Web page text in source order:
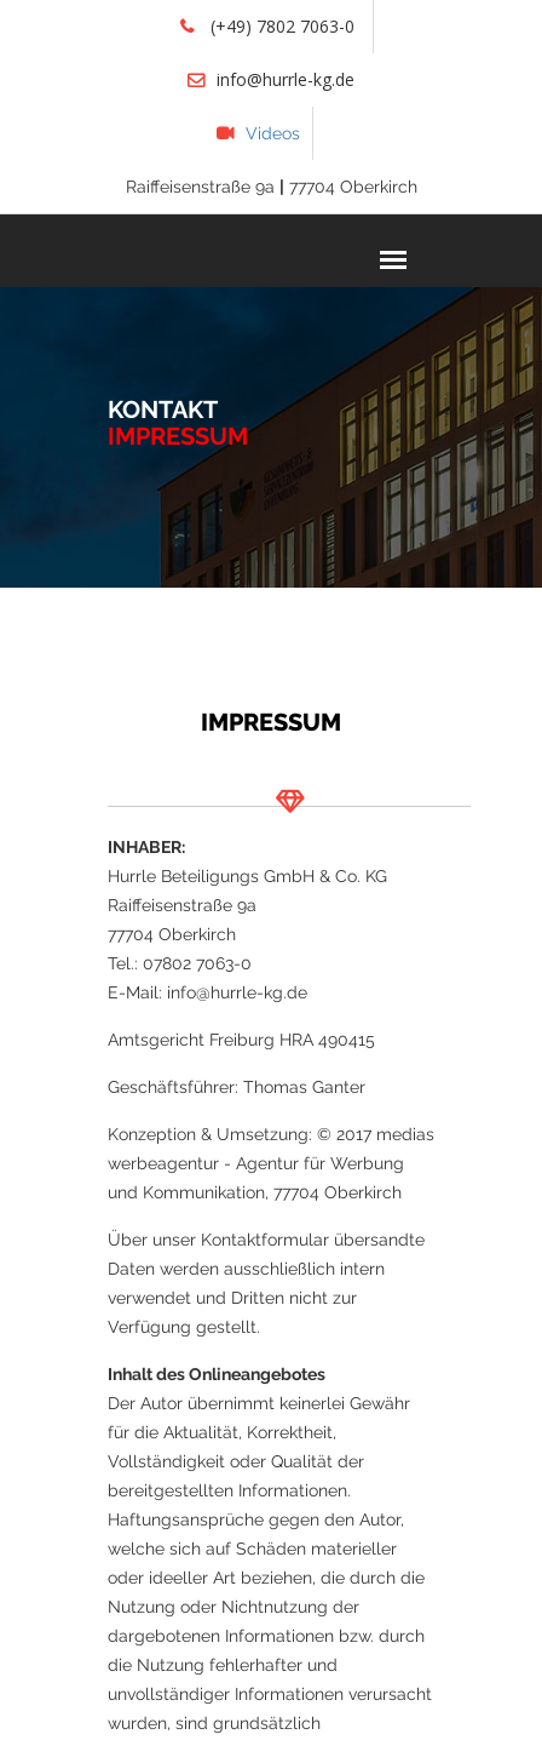
(+49) 7802 7063-0
info@hurrle-kg.de
Videos
Raiffeisenstraße 9a | 77704 Oberkirch
KONTAKT
IMPRESSUM
IMPRESSUM
INHABER:
Hurrle Beteiligungs GmbH & Co. KG
Raiffeisenstraße 9a
77704 Oberkirch
Tel.: 07802 7063-0
E-Mail: info@hurrle-kg.de
Amtsgericht Freiburg HRA 490415
Geschäftsführer: Thomas Ganter
Konzeption & Umsetzung: © 2017 medias
werbeagentur - Agentur für Werbung
und Kommunikation, 77704 Oberkirch
Über unser Kontaktformular übersandte
Daten werden ausschließlich intern
verwendet und Dritten nicht zur
Verfügung gestellt.
Inhalt des Onlineangebotes
Der Autor übernimmt keinerlei Gewähr
für die Aktualität, Korrektheit,
Vollständigkeit oder Qualität der
bereitgestellten Informationen.
Haftungsansprüche gegen den Autor,
welche sich auf Schäden materieller
oder ideeller Art beziehen, die durch die
Nutzung oder Nichtnutzung der
dargebotenen Informationen bzw. durch
die Nutzung fehlerhafter und
unvollständiger Informationen verursacht
wurden, sind grundsätzlich